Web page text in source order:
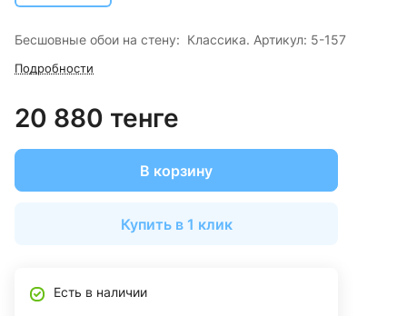
Бесшовные обои на стену: Классика. Артикул: 5-157
Подробности
20 880 тенге
В корзину
Купить в 1 клик
Есть в наличии